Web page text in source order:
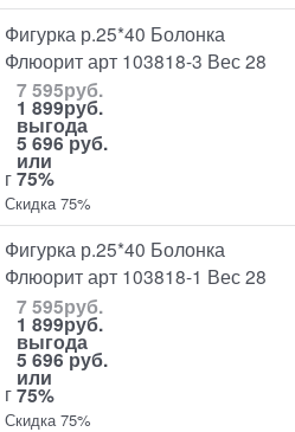
Фигурка р.25*40 Болонка
Флюорит арт 103818-3 Вес 28
г
7 595руб.
1 899руб.
выгода
5 696 руб.
или
75%
Скидка 75%
Фигурка р.25*40 Болонка
Флюорит арт 103818-1 Вес 28
г
7 595руб.
1 899руб.
выгода
5 696 руб.
или
75%
Скидка 75%